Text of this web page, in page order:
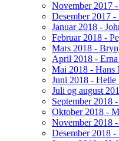
November 2017
Desember 2017 -
Januar 2018 -
Februar 2018 -
Mars 2018 -
April 2018 -
Mai 2018 - Hans
Juni 2018 - Helle
Juli og august
September 2018
Oktober 2018 -
November 2018
Desember 2018 -